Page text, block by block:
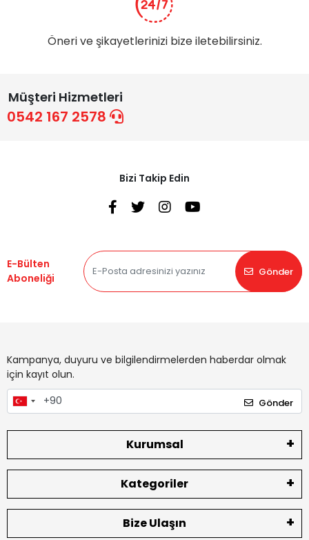
Öneri ve şikayetlerinizi bize iletebilirsiniz.
Müşteri Hizmetleri
0542 167 2578
Bizi Takip Edin
E-Bülten
Aboneliği
Gönder
Kampanya, duyuru ve bilgilendirmelerden haberdar olmak
için kayıt olun.
Gönder
Kurumsal
Kategoriler
Bize Ulaşın